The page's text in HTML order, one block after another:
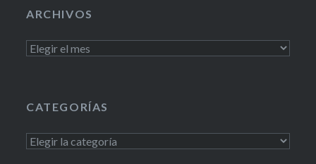
ARCHIVOS
Archivos
CATEGORÍAS
Categorías